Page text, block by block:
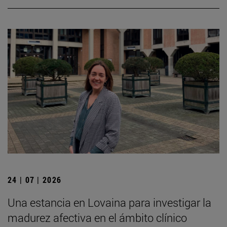
24 | 07 | 2026
Una estancia en Lovaina para investigar la
madurez afectiva en el ámbito clínico